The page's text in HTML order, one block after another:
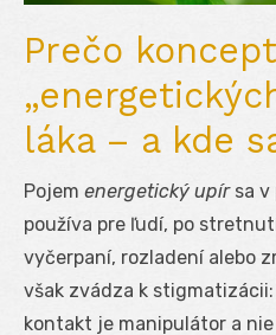
Prečo koncept
láka – a kde
Pojem energetický upírsa v
používa pre ľudí, po
vyčerpaní, rozladení alebo
však zvádza k
kontakt je manipulátor a